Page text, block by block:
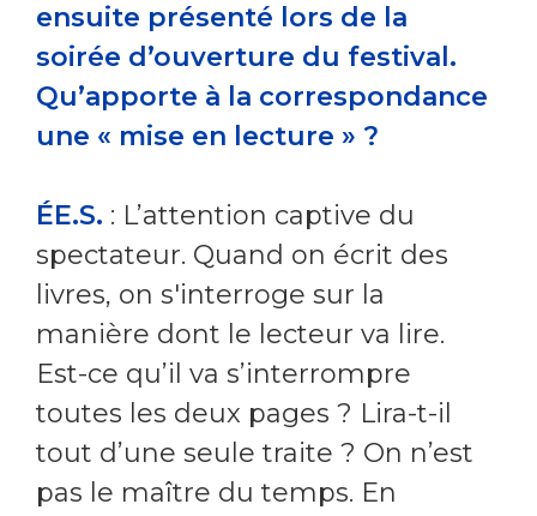
ensuite présenté lors de la
soirée d’ouverture du festival.
Qu’apporte à la correspondance
une « mise en lecture » ?
ÉE.S. : L’attention captive du
spectateur. Quand on écrit des
livres, on s'interroge sur la
manière dont le lecteur va lire.
Est-ce qu’il va s’interrompre
toutes les deux pages ? Lira-t-il
tout d’une seule traite ? On n’est
pas le maître du temps. En